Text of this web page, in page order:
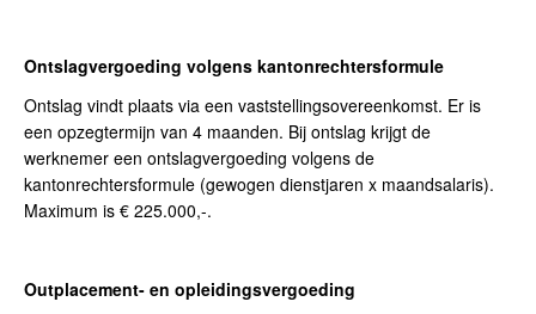
Ontslagvergoeding volgens kantonrechtersformule
Ontslag vindt plaats via een vaststellingsovereenkomst. Er is
een opzegtermijn van 4 maanden. Bij ontslag krijgt de
werknemer een ontslagvergoeding volgens de
kantonrechtersformule (gewogen dienstjaren x maandsalaris).
Maximum is € 225.000,-.
Outplacement- en opleidingsvergoeding